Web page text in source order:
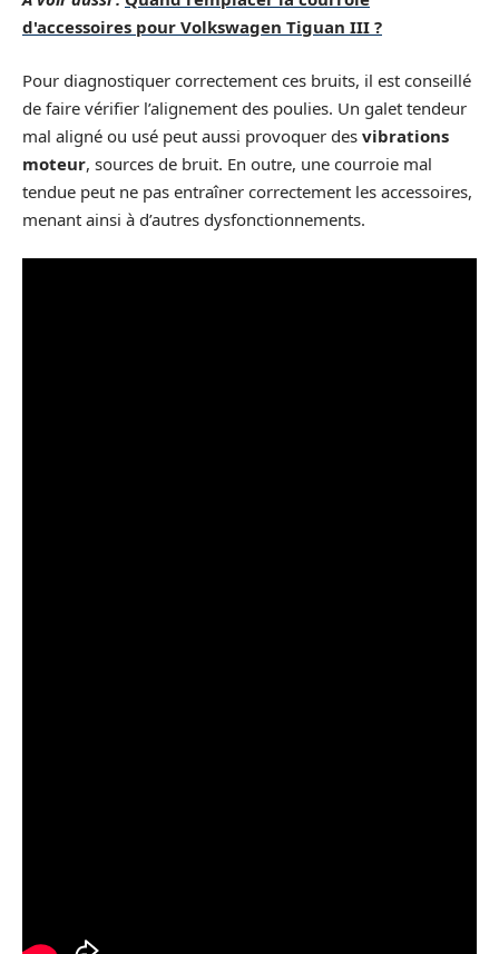
d'accessoires pour Volkswagen Tiguan III ?
Pour diagnostiquer correctement ces bruits, il est conseillé
de faire vérifier l’alignement des poulies. Un galet tendeur
mal aligné ou usé peut aussi provoquer des vibrations
moteur, sources de bruit. En outre, une courroie mal
tendue peut ne pas entraîner correctement les accessoires,
menant ainsi à d’autres dysfonctionnements.